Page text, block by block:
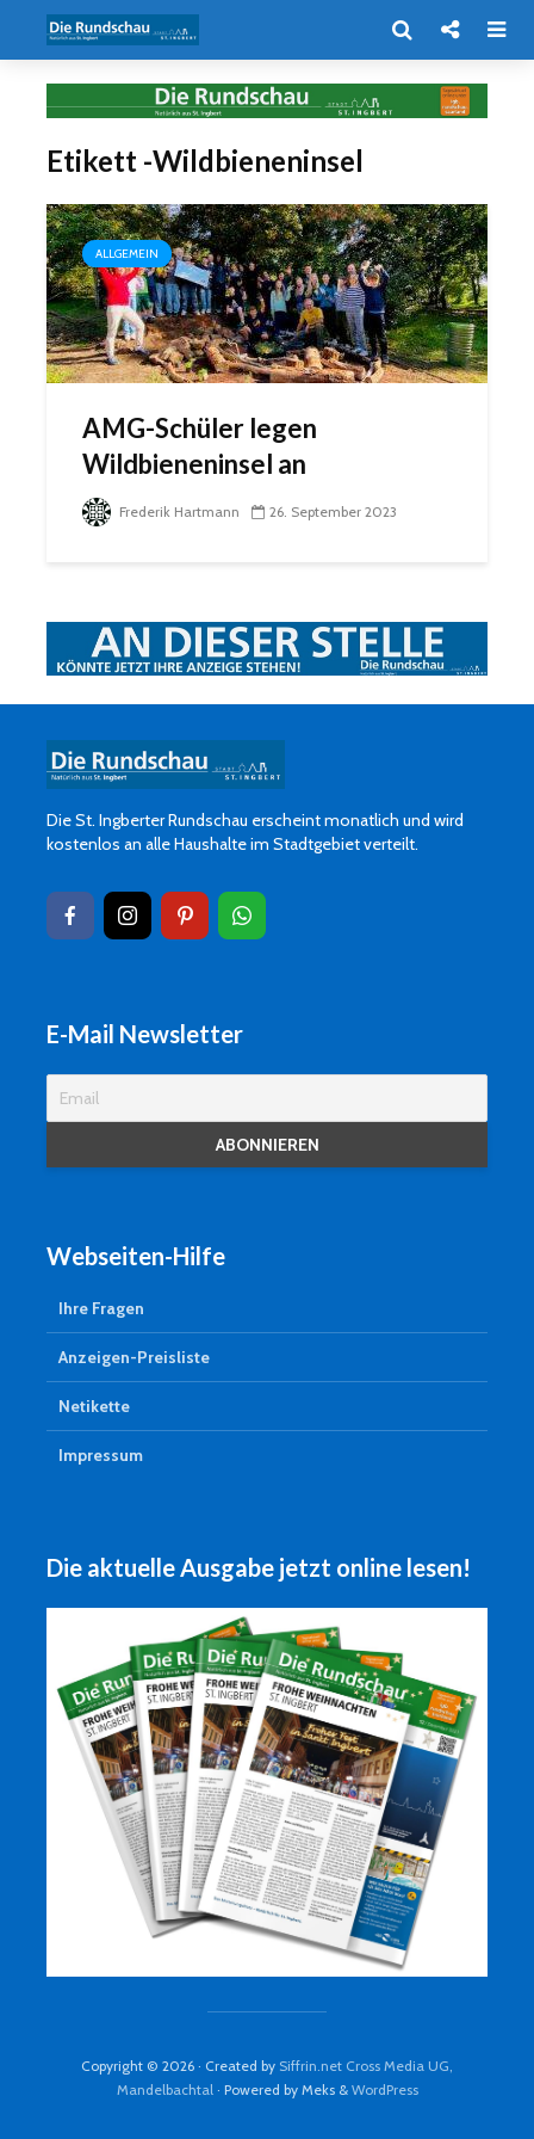
Etikett -Wildbieneninsel
ALLGEMEIN
AMG-Schüler legen
Wildbieneninsel an
Frederik Hartmann 26. September 2023
Die St. Ingberter Rundschau erscheint monatlich und wird
kostenlos an alle Haushalte im Stadtgebiet verteilt.
E-Mail Newsletter
Webseiten-Hilfe
Ihre Fragen
Anzeigen-Preisliste
Netikette
Impressum
Die aktuelle Ausgabe jetzt online lesen!
Copyright © 2026 · Created by Siffrin.net Cross Media UG,
Mandelbachtal· Powered by Meks & WordPress